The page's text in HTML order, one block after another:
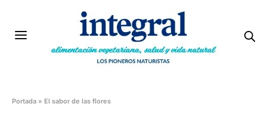
Portada » El sabor de las flores